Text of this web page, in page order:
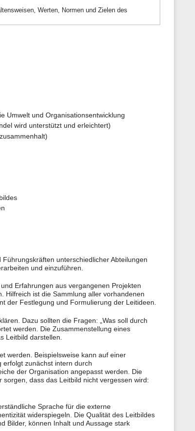
e
z
Werten, Normen und Zielen des
Umwelt und Organisationsentwicklung
wird unterstützt und erleichtert)
unterschiedlicher Abteilungen
und einzuführen.
Erfahrungen aus vergangenen Projekten
Hilfreich ist die Sammlung aller vorhandenen
der Festlegung und Formulierung der Leitideen.
Dazu sollten die Fragen: „Was soll durch
werden. Die Zusammenstellung eines
Leitbild darstellen.
werden. Beispielsweise kann auf einer
erfolgt zunächst intern durch
der Organisation angepasst werden. Die
dass das Leitbild nicht vergessen wird:
Sprache für die externe
widerspiegeln. Die Qualität des Leitbildes
Bilder, können Inhalt und Aussage stark